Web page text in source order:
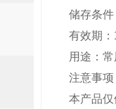
储存条
有效期
用途：
注意事
本产品